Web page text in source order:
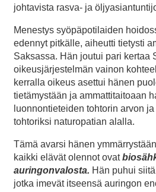
johtavista rasva- ja
Menestys syöpäpotilaiden
edennyt pitkälle, aiheutti tietysti
Saksassa. Hän joutui pari kertaa
oikeusjärjestelmän vainon
kerralla oikeus asettui hänen
tietämystään ja ammattitaitoaan
luonnontieteiden tohtorin arvon
tohtoriksi naturopatian alalla.
Tämä avarsi hänen
kaikki elävät olennot ovat
auringonvalosta. Hän puhui
jotka imevät itseensä auringon